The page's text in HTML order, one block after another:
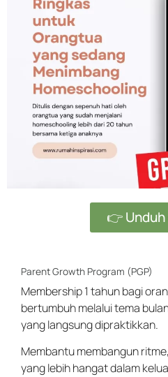
👉
Parent Growth Program (PGP)
Membership 1 tahun bagi
bertumbuh melalui tema
yang langsung dipraktikkan.
Membantu membangun
yang lebih hangat dalam